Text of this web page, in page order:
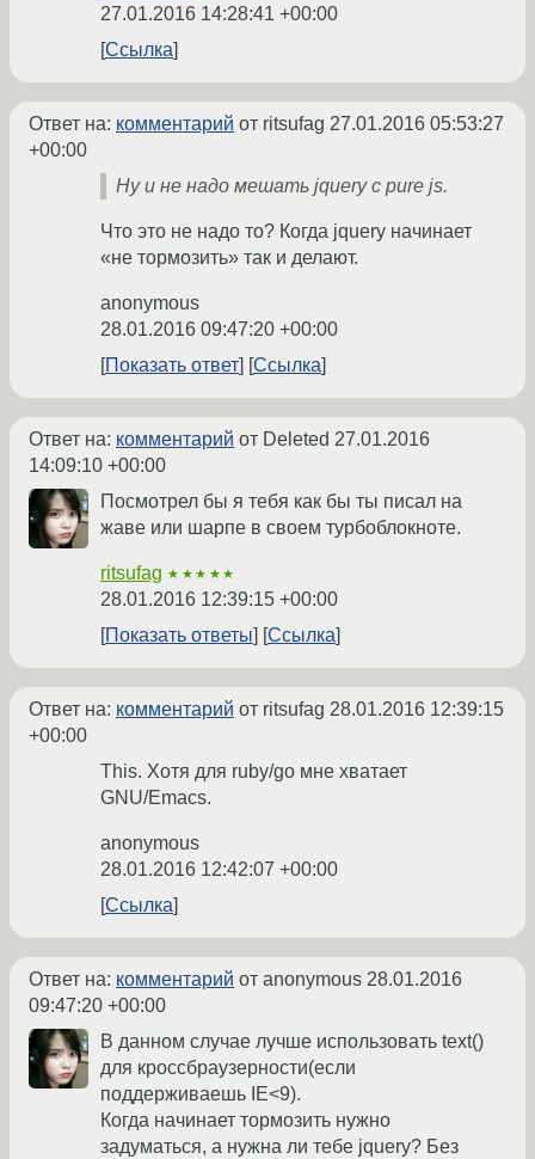
27.01.2016 14:28:41 +00:00
Ссылка
Ответ на: комментарий от ritsufag 27.01.2016 05:53:27
+00:00
Ну и не надо мешать jquery c pure js.
Что это не надо то? Когда jquery начинает
«не тормозить» так и делают.
anonymous
28.01.2016 09:47:20 +00:00
Показать ответ
Ссылка
Ответ на: комментарий от Deleted 27.01.2016
14:09:10 +00:00
Посмотрел бы я тебя как бы ты писал на
жаве или шарпе в своем турбоблокноте.
ritsufag ★★★★★
28.01.2016 12:39:15 +00:00
Показать ответы
Ссылка
Ответ на: комментарий от ritsufag 28.01.2016 12:39:15
+00:00
This. Хотя для ruby/go мне хватает
GNU/Emacs.
anonymous
28.01.2016 12:42:07 +00:00
Ссылка
Ответ на: комментарий от anonymous 28.01.2016
09:47:20 +00:00
В данном случае лучше использовать text()
для кроссбраузерности(если
поддерживаешь IE<9).
Когда начинает тормозить нужно
задуматься, а нужна ли тебе jquery? Без